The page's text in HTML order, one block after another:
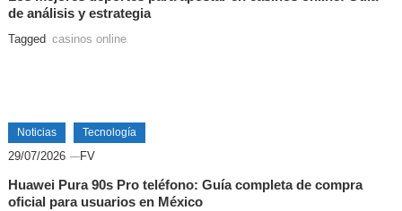
de análisis y estrategia
Tagged casinos online
Noticias Tecnología
29/07/2026 FV
Huawei Pura 90s Pro teléfono: Guía completa de compra
oficial para usuarios en México